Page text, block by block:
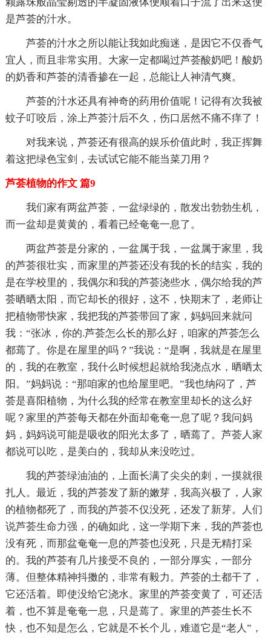
是芦荟的汁水。
芦荟的汁水之所以能让我如此痴迷，是因它不仅香气
宜人，而且非常实用。大家一定都喝过芦荟酸奶吧！酸奶
的奶香和芦荟的清香掺在一起，总能让人神清气爽。
芦荟的汁水还具有神奇的药用价值呢！记得有次我被
蚊子叮咬后，涂上芦荟汁后不久，伤口居然不痛不痒了！
对我来说，芦荟还有很高的娱乐价值此时，我正挥舞
着这把绿色宝剑，去试试它能不能当菜刀用？
芦荟植物的作文 篇9
我们家有两盆芦荟，一盆绿绿的，散发出勃勃生机，
而一盆却是黄黄的，看着已经奄奄一息了。
两盆芦荟是分家的，一盆属于我，一盆属于家里，我
的芦荟很壮实，而家里的芦荟还没有我的长的结实，我的
是在学校里的，我偶尔和我的芦荟浇些水，偶尔给我的芦
荟晒晒太阳，而它却长的很好，这不，快期末了，老师让
把植物带快家，我把我的芦荟带回了家，妈妈回来就问
我：“张冰，你的.芦荟怎么长的那么好，咱家的芦荟怎么
都蔫了。你是在屋里的吗？”我说：“是啊，我就是在屋里
的，我的在教室，我什么时候想起就给我浇点水，晒晒太
阳。”妈妈说：“那咱家的也给屋里吧。”我也纳闷了，芦
荟是喜阳植物，为什么我的经常在教室里却长的这么好
呢？家里的芦荟每天都在外面却奄奄一息了呢？我问妈
妈，妈妈说可能是吸收的阳光太多了，晒蔫了。芦荟人家
都说可以吃，是美白的，我却从来没吃过。
我的芦荟绿油油的，上面长满了尖尖的刺，一摸就很
扎人。最近，我的芦荟发了新的嫩芽，我高兴极了，人家
的植物都死了，而我的芦荟不仅没死，还发了新芽。人们
说芦荟生命力强，的确如此，这一学期下来，我的芦荟也
没有死，而那盆奄奄一息的芦荟也没死，只是无精打采
的。我的芦荟有几片接受不良的，一部分厚实，一部分
薄。但整体精神抖擞的，非常有毅力。芦荟的土都干了，
它还活着。即使没给它浇水。家里的芦荟变黄了，可还活
着，也不算是奄奄一息，只是蔫了。家里的芦荟生长不
快，也不知是怎么，它就是不长个儿，难道它是“老人”，